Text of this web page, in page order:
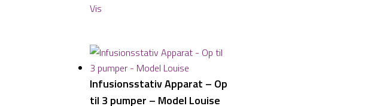
Vis
Infusionsstativ Apparat – Op
til 3 pumper – Model Louise